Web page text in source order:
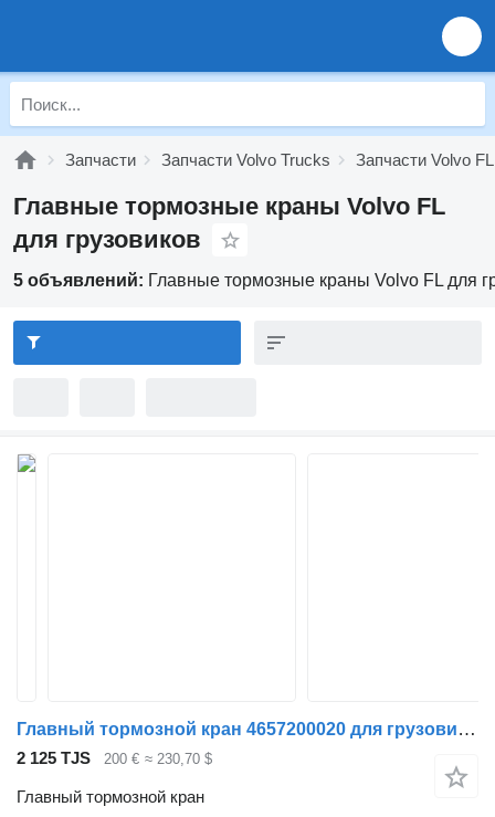
Запчасти Запчасти Volvo Trucks Запчасти Volvo FL
Главные тормозные краны Volvo FL
для грузовиков
5 объявлений: Главные тормозные краны Volvo FL для
Главный тормозной кран 4657200020 для грузовика Volvo FL 611
2 125 TJS 200 € ≈ 230,70 $
Главный тормозной кран